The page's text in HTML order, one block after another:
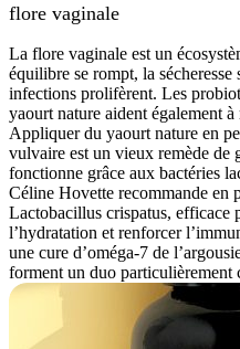
flore vaginale
La flore vaginale est un
équilibre se rompt, la sécheresse
infections prolifèrent. Les
yaourt nature aident également
Appliquer du yaourt nature en
vulvaire est un vieux remède de
fonctionne grâce aux bactéries
Céline Hovette recommande en
Lactobacillus crispatus, efficace
l’hydratation et renforcer
une cure d’oméga-7 de
forment un duo particulièrement